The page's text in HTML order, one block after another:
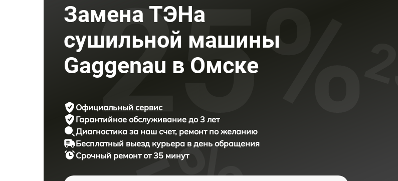
Замена ТЭНа
сушильной машины
Gaggenau в Омске
Официальный сервис
Гарантийное обслуживание до 3 лет
Диагностика за наш счет, ремонт по желанию
Бесплатный выезд курьера в день обращения
Срочный ремонтот 35 минут